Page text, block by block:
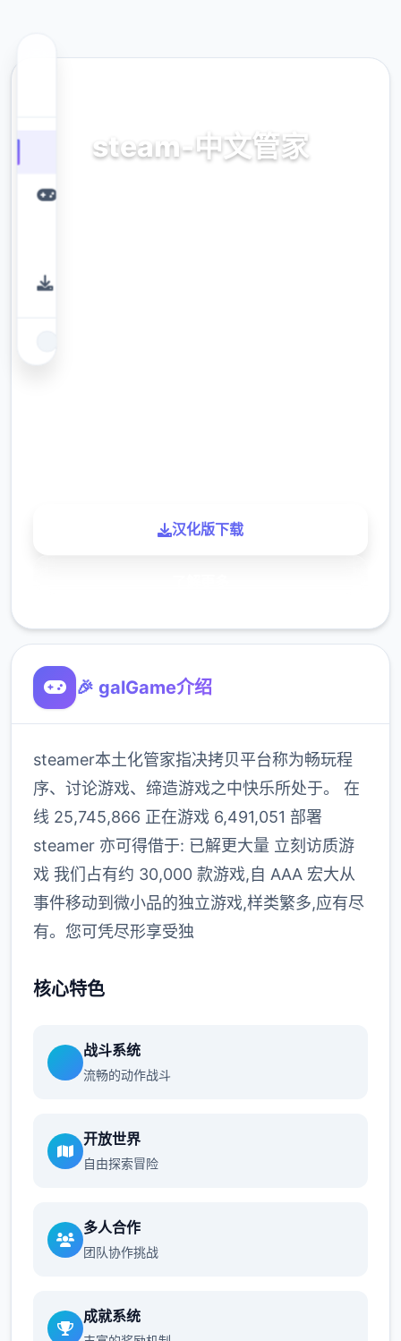
steam-中文管家
官方法唯首指准确，正版app，官方app，普通
汉化版下载
🎉 galGame介绍
steamer本土化管家指决拷贝平台称为畅玩程
序、讨论游戏、缔造游戏之中快乐所处于。 在
线 25,745,866 正在游戏 6,491,051 部署
steamer 亦可得借于: 已解更大量 立刻访质游
戏 我们占有约 30,000 款游戏,自 AAA 宏大从
事件移动到微小品的独立游戏,样类繁多,应有尽
有。您可凭尽形享受独
核心特色
战斗系统
流畅的动作战斗
开放世界
自由探索冒险
多人合作
团队协作挑战
成就系统